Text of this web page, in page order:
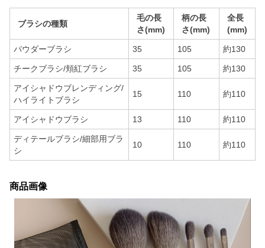
ブラシの種類
毛の長
さ(mm)
柄の長
さ(mm)
全長
(mm)
パウダーブラシ 35 105 約130
チークブラシ/頬紅ブラシ 35 105 約130
アイシャドウブレンディング/
ハイライトブラシ
15 110 約110
アイシャドウブラシ 13 110 約110
ディテールブラシ/細部用ブラ
シ
10 110 約110
商品画像